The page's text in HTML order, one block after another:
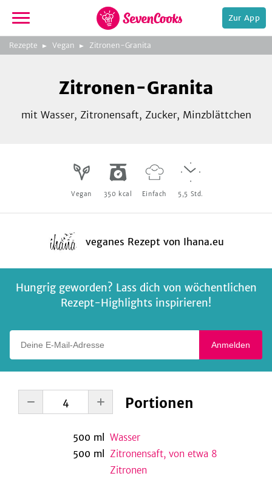
zur
Startseite
Zur App
Rezepte Vegan Zitronen-Granita
Zitronen-Granita
mit Wasser, Zitronensaft, Zucker, Minzblättchen
Vegan 350 kcal Einfach 5,5 Std.
veganes Rezept von Ihana.eu
Hungrig geworden? Lass dich von wöchentlichen
Rezept-Highlights inspirieren!
Anmelden
Portionen
500 ml
Wasser
500 ml
Zitronensaft, von etwa 8
Zitronen